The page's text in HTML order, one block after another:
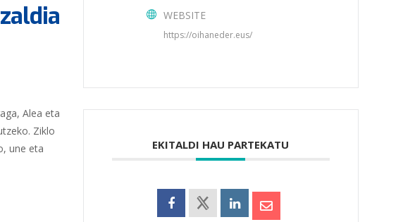
Alea eta
Ziklo
une eta
WEBSITE
https://oihaneder.eus/
EKITALDI HAU PARTEKATU